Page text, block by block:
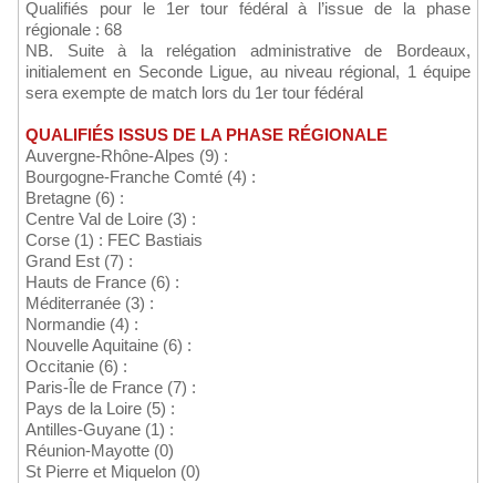
Qualifiés pour le 1er tour fédéral à l’issue de la phase
régionale : 68
NB. Suite à la relégation administrative de Bordeaux,
initialement en Seconde Ligue, au niveau régional, 1 équipe
sera exempte de match lors du 1er tour fédéral
QUALIFIÉS ISSUS DE LA PHASE RÉGIONALE
Auvergne-Rhône-Alpes (9) :
Bourgogne-Franche Comté (4) :
Bretagne (6) :
Centre Val de Loire (3) :
Corse (1) : FEC Bastiais
Grand Est (7) :
Hauts de France (6) :
Méditerranée (3) :
Normandie (4) :
Nouvelle Aquitaine (6) :
Occitanie (6) :
Paris-Île de France (7) :
Pays de la Loire (5) :
Antilles-Guyane (1) :
Réunion-Mayotte (0)
St Pierre et Miquelon (0)